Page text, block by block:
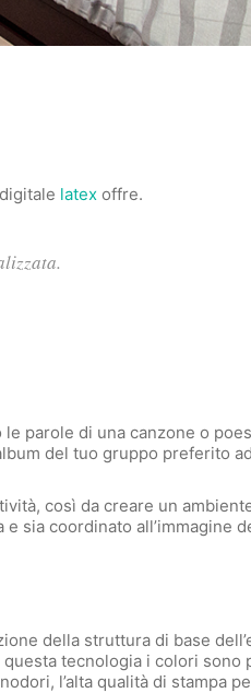
latex offre.
parole di una canzone o
del tuo gruppo preferito
così da creare un
sia coordinato all’immagine
della struttura di base
tecnologia i colori sono
l’alta qualità di stampa